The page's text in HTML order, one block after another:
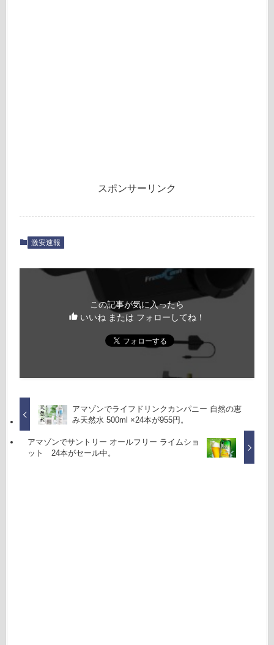
スポンサーリンク
激安速報
この記事が気に入ったら
いいね または フォローしてね！
アマゾンでライフドリンクカンパニー 自然の恵
み天然水 500ml ×24本が955円。
アマゾンでサントリー オールフリー ライムショ
ット 24本がセール中。